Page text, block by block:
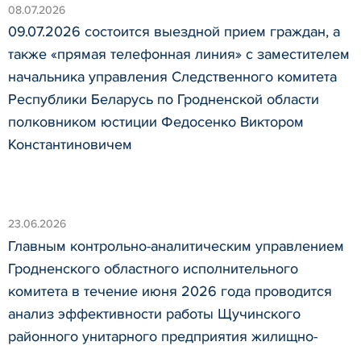
08.07.2026
09.07.2026 состоится выездной прием граждан, а
также «прямая телефонная линия» с заместителем
начальника управления Следственного комитета
Республики Беларусь по Гродненской области
полковником юстиции Федосенко Виктором
Константиновичем
23.06.2026
Главным контрольно-аналитическим управлением
Гродненского областного исполнительного
комитета в течение июня 2026 года проводится
анализ эффективности работы Щучинского
районного унитарного предприятия жилищно-